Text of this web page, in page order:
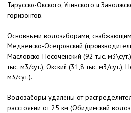
Тарусско-Окского, Упинского и
горизонтов.
Основными водозаборами,
Медвенско-Осетровский
Масловско-Песоченский (92 тыс.
тыс. м3/сут.), Окский (31,8 тыс. м3/сут.),
м3/сут.).
Водозаборы удалены от
расстоянии от 25 км (Обидимский